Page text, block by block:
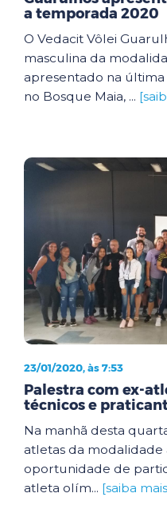
a temporada 2020
O Vedacit Vôlei
masculina da
apresentado na última
no Bosque Maia, ...
23/01/2020, às 7:53
Palestra com ex-
técnicos e
Na manhã desta
atletas da modalidade
oportunidade de
atleta olím... [saiba